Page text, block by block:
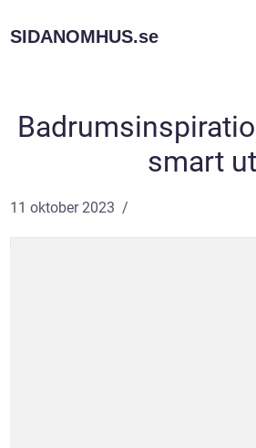
SIDANOMHUS.se
smart
11 oktober 2023